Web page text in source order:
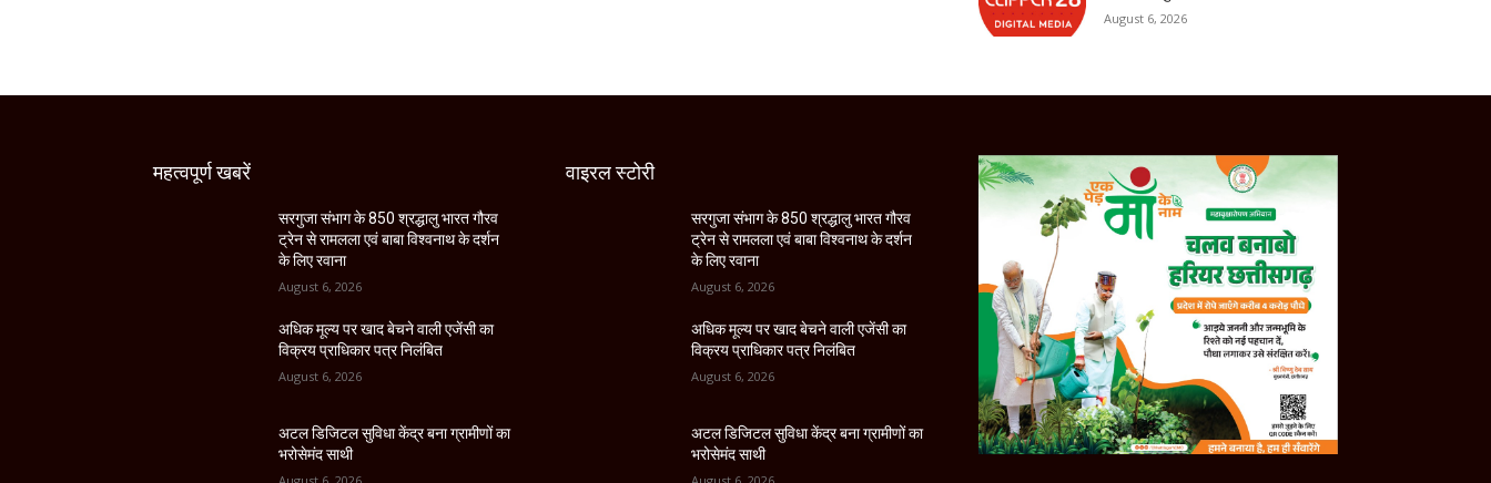
August 6, 2026
महत्वपूर्ण खबरें
सरगुजा संभाग के 850 श्रद्धालु भारत गौरव
ट्रेन से रामलला एवं बाबा विश्वनाथ के दर्शन
के लिए रवाना
August 6, 2026
अधिक मूल्य पर खाद बेचने वाली एजेंसी का
विक्रय प्राधिकार पत्र निलंबित
August 6, 2026
अटल डिजिटल सुविधा केंद्र बना ग्रामीणों का
भरोसेमंद साथी
वाइरल स्टोरी
सरगुजा संभाग के 850 श्रद्धालु भारत गौरव
ट्रेन से रामलला एवं बाबा विश्वनाथ के दर्शन
के लिए रवाना
August 6, 2026
अधिक मूल्य पर खाद बेचने वाली एजेंसी का
विक्रय प्राधिकार पत्र निलंबित
August 6, 2026
अटल डिजिटल सुविधा केंद्र बना ग्रामीणों का
भरोसेमंद साथी